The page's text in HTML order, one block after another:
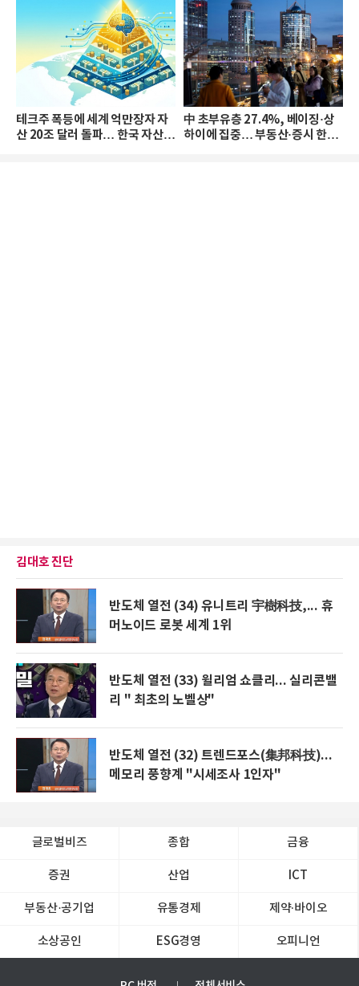
테크주 폭등에 세계 억만장자 자
산 20조 달러 돌파… 한국 자산
中 초부유층 27.4%, 베이징·상
하이에 집중… 부동산·증시 한파
김대호 진단
반도체 열전 (34) 유니트리 宇樹科技,... 휴
머노이드 로봇 세계 1위
반도체 열전 (33) 윌리엄 쇼클리... 실리콘밸
리 " 최초의 노벨상"
반도체 열전 (32) 트렌드포스(集邦科技)...
메모리 풍향계 "시세조사 1인자"
글로벌비즈 종합 금융
증권 산업 ICT
부동산·공기업 유통경제 제약∙바이오
소상공인 ESG경영 오피니언